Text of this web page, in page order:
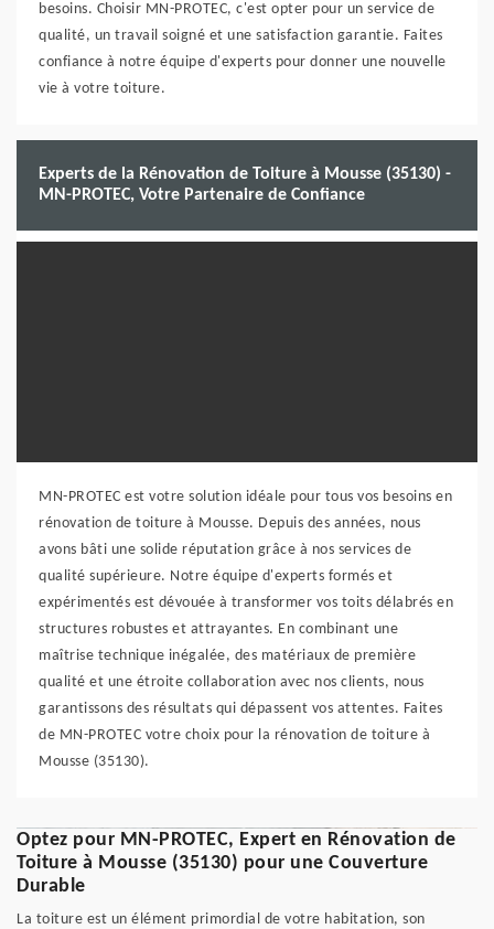
besoins. Choisir MN-PROTEC, c'est opter pour un service de
qualité, un travail soigné et une satisfaction garantie. Faites
confiance à notre équipe d'experts pour donner une nouvelle
vie à votre toiture.
Experts de la Rénovation de Toiture à Mousse (35130) -
MN-PROTEC, Votre Partenaire de Confiance
MN-PROTEC est votre solution idéale pour tous vos besoins en
rénovation de toiture à Mousse. Depuis des années, nous
avons bâti une solide réputation grâce à nos services de
qualité supérieure. Notre équipe d'experts formés et
expérimentés est dévouée à transformer vos toits délabrés en
structures robustes et attrayantes. En combinant une
maîtrise technique inégalée, des matériaux de première
qualité et une étroite collaboration avec nos clients, nous
garantissons des résultats qui dépassent vos attentes. Faites
de MN-PROTEC votre choix pour la rénovation de toiture à
Mousse (35130).
Optez pour MN-PROTEC, Expert en Rénovation de
Toiture à Mousse (35130) pour une Couverture
Durable
La toiture est un élément primordial de votre habitation, son